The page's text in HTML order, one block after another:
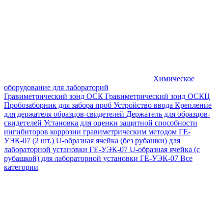
Химическое
оборудование для лабораторий
Гравиметрический зонд ОСК Гравиметрический зонд ОСКЦ
Пробозаборник для забора проб Устройство ввода Крепление
для держателя образцов-свидетелей Держатель для образцов-
свидетелей Установка для оценки защитной способности
ингибиторов коррозии гравиметрическим методом ГЕ-
УЭК-07 (2 шт.) U-образная ячейка (без рубашки) для
лабораторной установки ГЕ-УЭК-07 U-образная ячейка (с
рубашкой) для лабораторной установки ГЕ-УЭК-07 Все
категории